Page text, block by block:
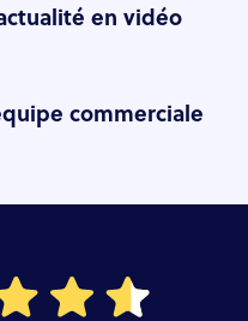
en vidéo
commerciale